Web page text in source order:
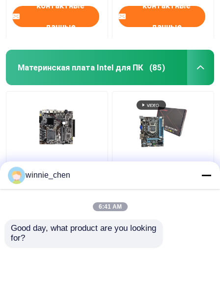
контактные
данные
контактные
данные
Материнская плата Intel для ПК (85)
Материнская плата
Х310 ПК гнезда ДДР4
Интел ЛГА 1151 для
контактные
H61 Socket 1155 Intel
плата DDR4 DDR3
контактные
winnie_chen
6:41 AM
Good day, what product are you looking
for?